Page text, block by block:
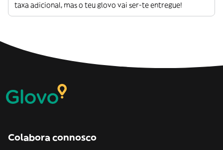
taxa adicional, mas o teu glovo vai ser-te entregue!
Colabora connosco